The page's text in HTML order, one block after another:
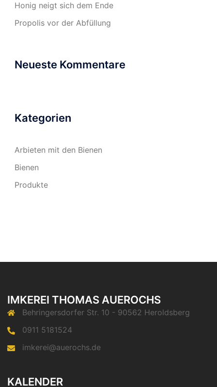
Honig neigt sich dem Ende
Propolis vor der Abfüllung
Neueste Kommentare
Kategorien
Arbieten mit den Bienen
Bienen
Produkte
IMKEREI THOMAS AUEROCHS
Behringersdorfer Str. 10 - 90562 Heroldsberg
0911 5181524
imkerei@auerochs.de
KALENDER